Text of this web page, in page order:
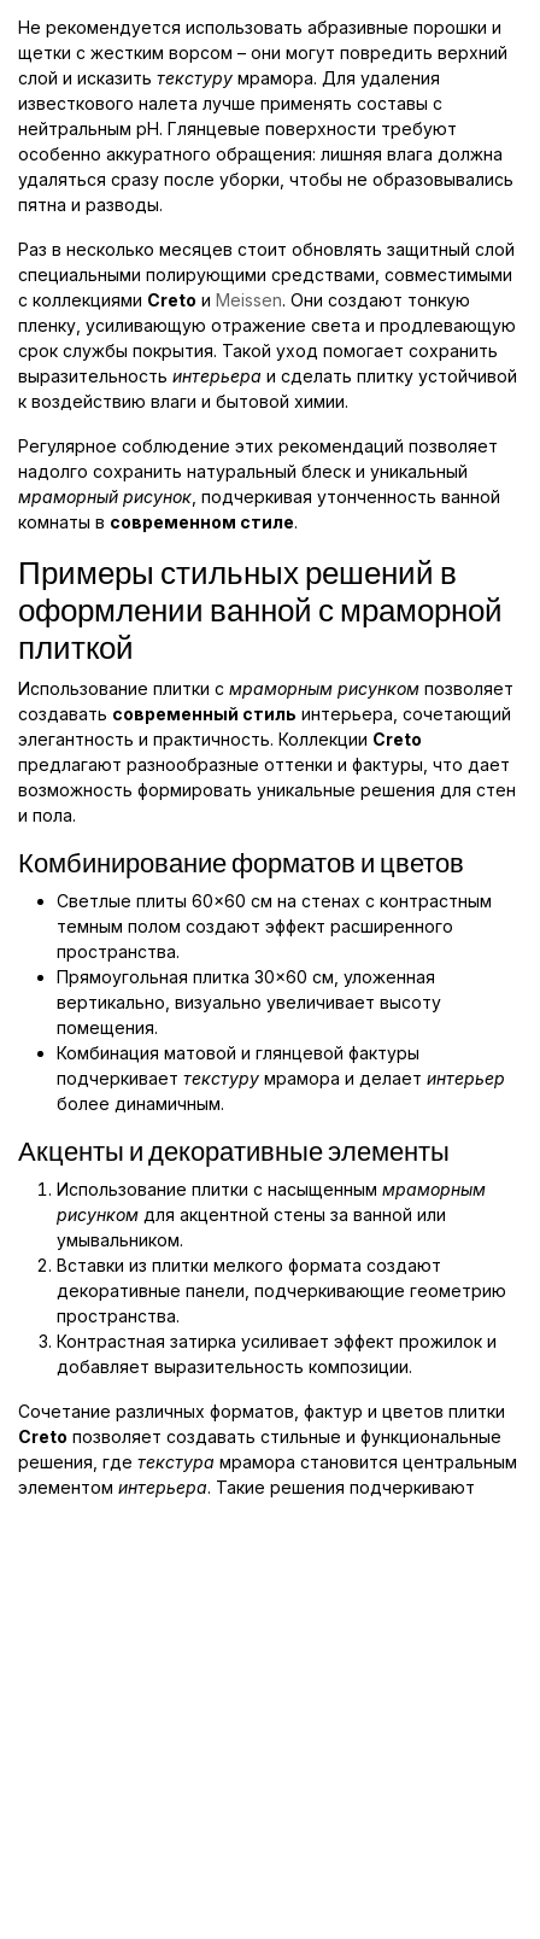
Не рекомендуется использовать абразивные порошки и
щетки с жестким ворсом – они могут повредить верхний
слой и исказить текстуру мрамора. Для удаления
известкового налета лучше применять составы с
нейтральным pH. Глянцевые поверхности требуют
особенно аккуратного обращения: лишняя влага должна
удаляться сразу после уборки, чтобы не образовывались
пятна и разводы.
Раз в несколько месяцев стоит обновлять защитный слой
специальными полирующими средствами, совместимыми
с коллекциями Creto и Meissen. Они создают тонкую
пленку, усиливающую отражение света и продлевающую
срок службы покрытия. Такой уход помогает сохранить
выразительность интерьера и сделать плитку устойчивой
к воздействию влаги и бытовой химии.
Регулярное соблюдение этих рекомендаций позволяет
надолго сохранить натуральный блеск и уникальный
мраморный рисунок , подчеркивая утонченность ванной
комнаты в современном стиле.
Примеры стильных решений в
оформлении ванной с мраморной
плиткой
Использование плитки с мраморным рисунком позволяет
создавать современный стиль интерьера, сочетающий
элегантность и практичность. Коллекции Creto
предлагают разнообразные оттенки и фактуры, что дает
возможность формировать уникальные решения для стен
и пола.
Комбинирование форматов и цветов
Светлые плиты 60×60 см на стенах с контрастным
темным полом создают эффект расширенного
пространства.
Прямоугольная плитка 30×60 см, уложенная
вертикально, визуально увеличивает высоту
помещения.
Комбинация матовой и глянцевой фактуры
подчеркивает текстуру мрамора и делает интерьер
более динамичным.
Акценты и декоративные элементы
Использование плитки с насыщенным мраморным
рисунком для акцентной стены за ванной или
умывальником.
Вставки из плитки мелкого формата создают
декоративные панели, подчеркивающие геометрию
пространства.
Контрастная затирка усиливает эффект прожилок и
добавляет выразительность композиции.
Сочетание различных форматов, фактур и цветов плитки
Creto позволяет создавать стильные и функциональные
решения, где текстура мрамора становится центральным
элементом интерьера. Такие решения подчеркивают